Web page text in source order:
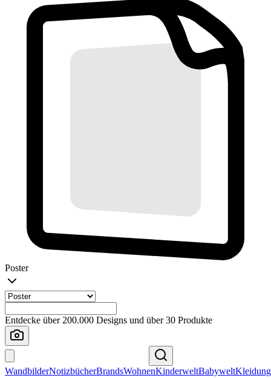
Poster
Entdecke über 200.000 Designs und über 30 Produkte
WandbilderNotizbücherBrandsWohnenKinderweltBabyweltKleidung